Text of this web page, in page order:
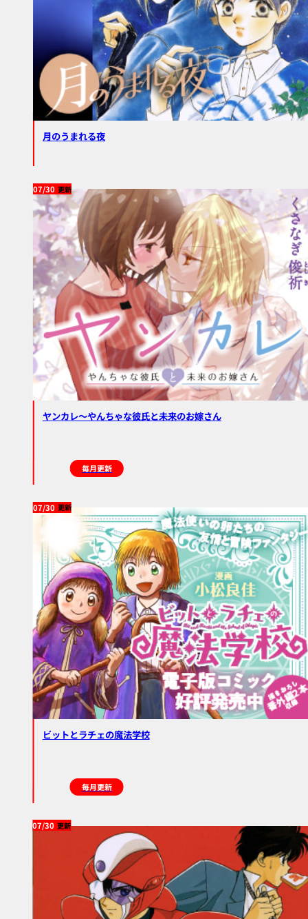
月のうまれる夜
07/30
ヤンカレ〜やんちゃな彼氏と未来のお嫁さん
毎月更新
07/30
ビットとラチェの魔法学校
毎月更新
07/30